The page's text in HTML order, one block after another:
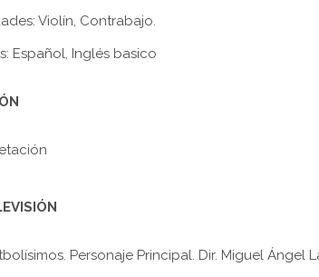
Violín, Contrabajo.
Español, Inglés basico
Personaje Principal. Dir. Miguel Ángel